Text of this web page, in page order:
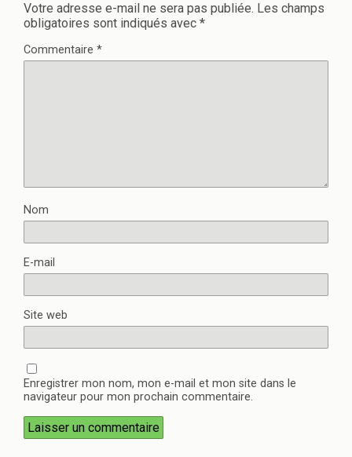
Votre adresse e-mail ne sera pas publiée. Les champs
obligatoires sont indiqués avec *
Commentaire *
Nom
E-mail
Site web
Enregistrer mon nom, mon e-mail et mon site dans le
navigateur pour mon prochain commentaire.